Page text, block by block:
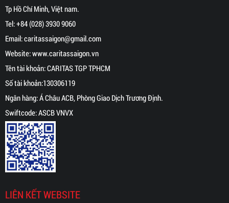
Tp Hồ Chí Minh, Việt nam.
Tel:+84 (028) 3930 9060
Email:caritassaigon@gmail.com
Website:www.caritassaigon.vn
Tên tài khoản: CARITAS TGP TPHCM
Số tài khoản:130306119
Ngân hàng: Á Châu ACB, Phòng Giao Dịch Trương Định.
Swiftcode: ASCB VNVX
LIÊN KẾT WEBSITE